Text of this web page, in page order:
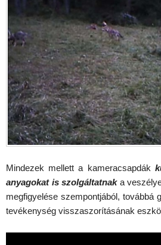
Mindezek mellett a kameracsapdák
anyagokat is szolgáltatnak a
megfigyelése szempontjából, továbbá
tevékenység visszaszorításának